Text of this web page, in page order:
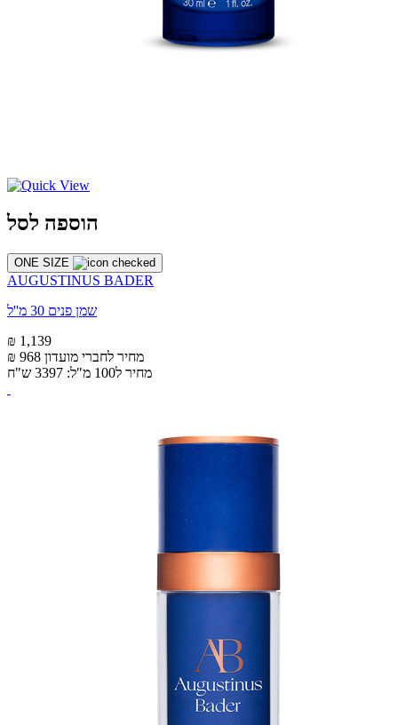
הוספה לסל
ONE SIZE
AUGUSTINUS BADER
שמן פנים 30 מ''ל
₪ 1,139
₪ 968 מחיר לחברי מועדון
מחיר ל100 מ"ל: 3397 ש"ח